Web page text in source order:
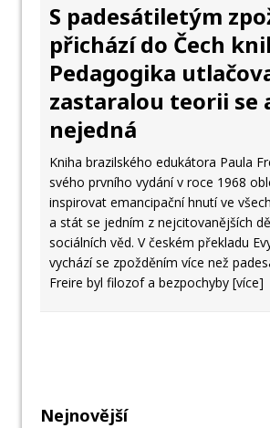
S padesátiletým
přichází do Čech
Pedagogika
zastaralou teorii se
nejedná
Kniha brazilského edukátora Paula
svého prvního vydání v roce 1968
inspirovat emancipační hnutí ve
a stát se jedním z nejcitovanějších
sociálních věd. V českém překladu
vychází se zpožděním více než
Freire byl filozof a bezpochyby [více]
Nejnovější